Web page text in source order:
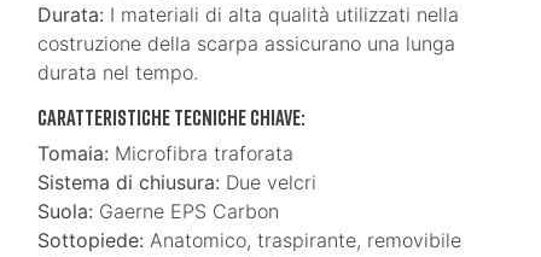
Durata: I materiali di alta qualità utilizzati nella
costruzione della scarpa assicurano una lunga
durata nel tempo.
Caratteristiche tecniche chiave:
Tomaia: Microfibra traforata
Sistema di chiusura: Due velcri
Suola: Gaerne EPS Carbon
Sottopiede: Anatomico, traspirante, removibile